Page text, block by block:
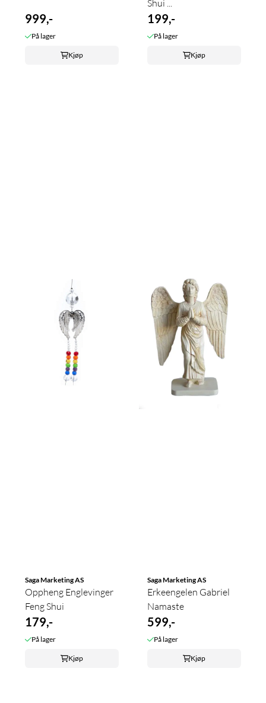
999,-
På lager
Kjøp
Shui ...
199,-
På lager
Kjøp
Saga Marketing AS
Oppheng Englevinger
Feng Shui
179,-
På lager
Kjøp
Saga Marketing AS
Erkeengelen Gabriel
Namaste
599,-
På lager
Kjøp